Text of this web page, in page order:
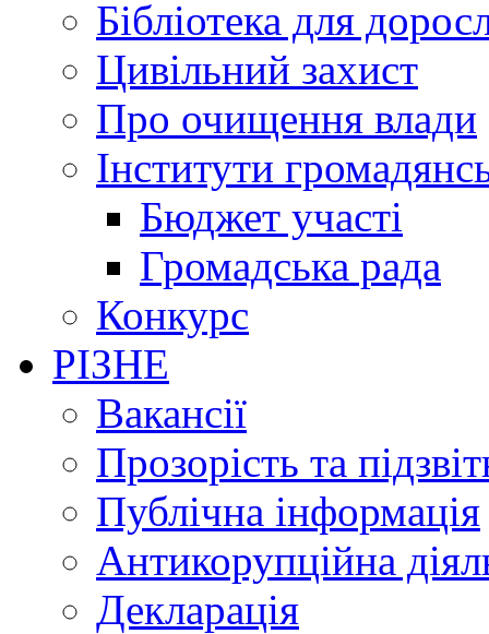
Бібліотека для
Цивільний захист
Про очищення влади
Інститути
Бюджет участі
Громадська рада
Конкурс
РІЗНЕ
Вакансії
Прозорість та
Публічна інформація
Антикорупційна
Декларація